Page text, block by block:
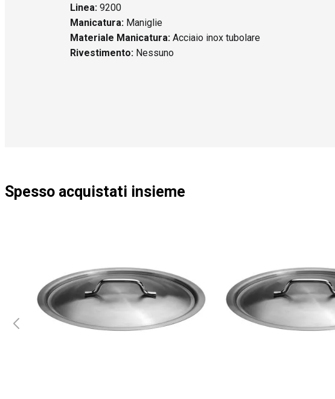
Linea: 9200
Manicatura: Maniglie
Materiale Manicatura: Acciaio inox tubolare
Rivestimento: Nessuno
Spesso acquistati insieme